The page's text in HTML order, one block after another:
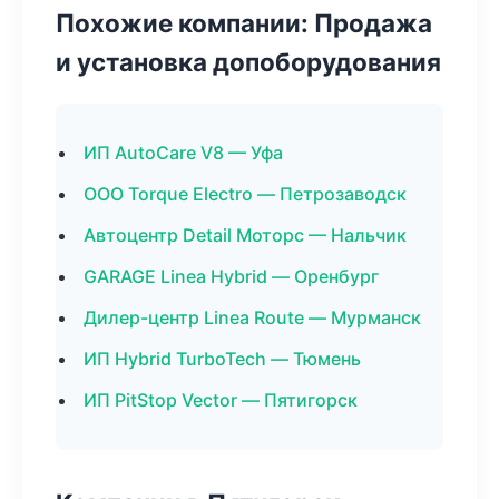
Похожие компании: Продажа
и установка допоборудования
ИП AutoCare V8 — Уфа
ООО Torque Electro — Петрозаводск
Автоцентр Detail Моторс — Нальчик
GARAGE Linea Hybrid — Оренбург
Дилер-центр Linea Route — Мурманск
ИП Hybrid TurboTech — Тюмень
ИП PitStop Vector — Пятигорск